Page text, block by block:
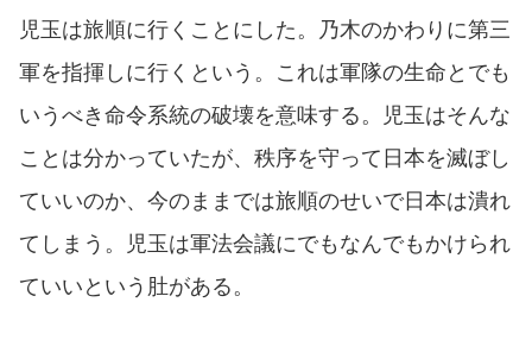
児玉は旅順に行くことにした。乃木のかわりに第三
軍を指揮しに行くという。これは軍隊の生命とでも
いうべき命令系統の破壊を意味する。児玉はそんな
ことは分かっていたが、秩序を守って日本を滅ぼし
ていいのか、今のままでは旅順のせいで日本は潰れ
てしまう。児玉は軍法会議にでもなんでもかけられ
ていいという肚がある。